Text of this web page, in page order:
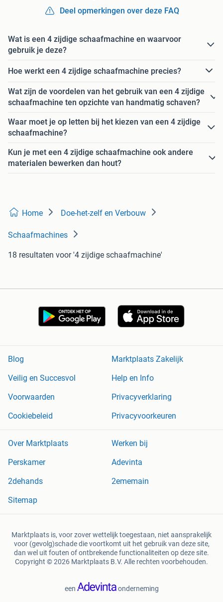
Deel opmerkingen over deze FAQ
Wat is een 4 zijdige schaafmachine en waarvoor
gebruik je deze?
Hoe werkt een 4 zijdige schaafmachine precies?
Wat zijn de voordelen van het gebruik van een 4 zijdige
schaafmachine ten opzichte van handmatig schaven?
Waar moet je op letten bij het kiezen van een 4 zijdige
schaafmachine?
Kun je met een 4 zijdige schaafmachine ook andere
materialen bewerken dan hout?
Home Doe-het-zelf en Verbouw
Schaafmachines
18 resultaten voor '4 zijdige schaafmachine'
Blog
Marktplaats Zakelijk
Veilig en Succesvol
Help en Info
Voorwaarden
Privacyverklaring
Cookiebeleid
Privacyvoorkeuren
Over Marktplaats
Werken bij
Perskamer
Adevinta
2dehands
2ememain
Sitemap
Marktplaats is, voor zover wettelijk toegestaan, niet aansprakelijk
voor (gevolg)schade die voortkomt uit het gebruik van deze site,
dan wel uit fouten of ontbrekende functionaliteiten op deze site.
Copyright © 2026 Marktplaats B.V. Alle rechten voorbehouden.
een onderneming